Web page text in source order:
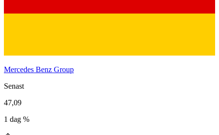
Mercedes Benz Group
Senast
47,09
1 dag %